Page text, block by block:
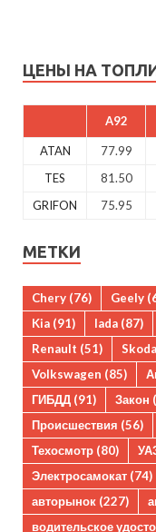
ЦЕНЫ НА
A92
ATAN 77.99
TES
81.50
GRIFON
75.95
МЕТКИ
Chery (76) Geely
Kia (91) lada (87)
Renault (51) Skoda
Volkswagen (85)
ГИБДД (91) Закон
Происшествия (56)
Техосмотр (80)
Электросамокат (74)
авторынок (227)
водительское